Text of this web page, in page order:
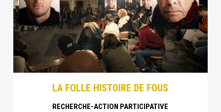
LA FOLLE HISTOIRE DE FOUS
RECHERCHE-ACTION PARTICIPATIVE